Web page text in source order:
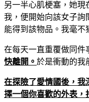
另一半心肌梗塞，她
我，便開始向該女子詢
能得到該物品。我毫不
在每天一直重覆做同件
快離開。 於是衝動的我
在探險了愛情國後，我
擇一個你喜歡的外表，